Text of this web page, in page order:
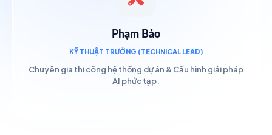
Phạm Bảo
KỸ THUẬT TRƯỞNG (TECHNICAL LEAD)
Chuyên gia thi công hệ thống dự án & Cấu hình giải pháp
AI phức tạp.